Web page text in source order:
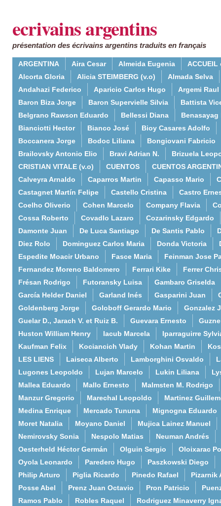
ecrivains argentins
présentation des écrivains argentins traduits en français
ARGENTINA Aira Cesar Almeida Eugenia
ACCUEIL
Alcorta Gloria
Alicia STEIMBERG (v.o)
Almada Selva
Andahazi Federico
Aparicio Carlos Hugo
Argemi Raul
Baron Biza Jorge
Baron Supervielle Silvia
Battista
Belgrano Rawson Eduardo
Bellessi Diana
Benasayag
Bianciotti Hector
Bianco José
Bioy Casares Adolfo
Boccanera Jorge
Bodoc Liliana
Bongiovani Fabricio
Brailovsky Antonio Elio
Bravi Adrian N.
Brizuela
CRISTIAN VITALE (v.o)
CUENTOS
CUENTOS
Calveyra Arnaldo
Caparros Martin Capasso Mario
Castagnet Martín Felipe
Castello Cristina
Castro
Coelho Oliverio
Cohen Marcelo Company Flavia
Cossa Roberto
Covadlo Lazaro
Cozarinsky Edgardo
Damonte Juan
De Luca Santiago De Santis Pablo
Diez Rolo
Dominguez Carlos Maria Donda Victoria
Espedite Moacir Urbano
Fasce Maria
Feinman Jose
Fernandez Moreno Baldomero
Ferrari Kike
Ferrer
Frésan Rodrigo
Futoransky Luisa
Gambaro Griselda
García Helder Daniel
Garland Inés Gasparini Juan
Goldenberg Jorge
Goloboff Gerardo Mario
Gonzalez
Guelar D., Jarach V. et Ruiz B.
Guevara Ernesto
Huston William Henry
Iacub Marcela
Iparraguirre
Kaufman Felix
Kociancich Vlady Kohan Martin
LES LIENS
Laiseca Alberto Lamborghini Osvaldo
Lugones Leopoldo
Lujan Marcelo Lukin Liliana
Mallea Eduardo
Mallo Ernesto
Malmsten M. Rodrigo
Manzur Gregorio
Marechal Leopoldo
Martinez
Medina Enrique
Mercado Tununa
Mignogna Eduardo
Moret Natalia
Moyano Daniel
Mujica Lainez Manuel
Nemirovsky Sonia
Nespolo Matias
Neuman Andrés
Oesterheld Héctor Germán
Olguin Sergio
Oloixarac
Oyola Leonardo
Paredero Hugo
Paszkowski Diego
Philip Arturo
Piglia Ricardo Pinedo Rafael
Pizarnik
Posse Abel
Prenz Juan Octavio Pron Patricio
Ramos Pablo
Robles Raquel
Rodriguez Minaverry